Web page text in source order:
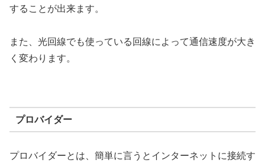
することが出来ます。
また、光回線でも使っている回線によって通信速度が大き
く変わります。
プロバイダー
プロバイダーとは、簡単に言うとインターネットに接続す